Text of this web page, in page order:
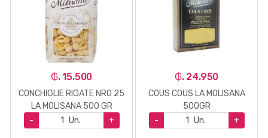
₲. 15.500
CONCHIGLIE RIGATE NRO 25
LA MOLISANA 500 GR
-
Un. +
₲. 24.950
COUS COUS LA MOLISANA
500GR
-
Un. +